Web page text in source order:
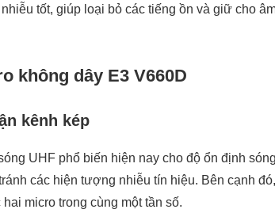
tốt, giúp loại bỏ các tiếng ồn và giữ cho
không dây E3 V660D
kênh kép
UHF phổ biến hiện nay cho độ ổn định
các hiện tượng nhiễu tín hiệu. Bên cạnh
micro trong cùng một tần số.